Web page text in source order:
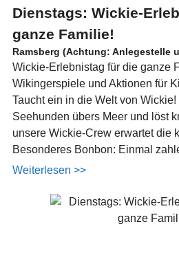
Dienstags: Wickie-
ganze Familie!
Ramsberg (Achtung: Anlegestelle
Wickie-Erlebnistag für die ganze
Wikingerspiele und Aktionen für
Taucht ein in die Welt von
Seehunden übers Meer und löst
unsere Wickie-Crew erwartet die
Besonderes Bonbon: Einmal
Weiterlesen >>